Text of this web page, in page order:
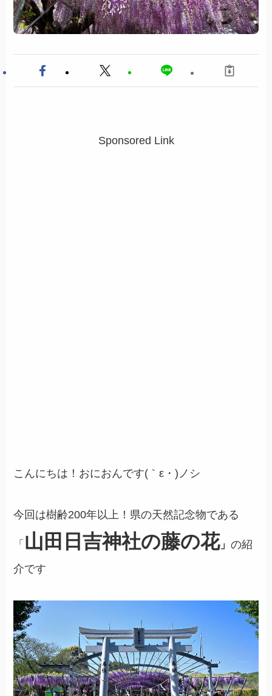
Sponsored Link
こんにちは！おにおんです(｀ε・)ノシ
今回は樹齢200年以上！県の天然記念物である
「 山田日吉神社の藤の花」の紹
介です